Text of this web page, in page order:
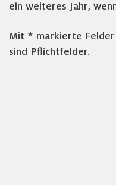
ein weiteres Jahr,
Mit * markierte Felder
sind Pflichtfelder.